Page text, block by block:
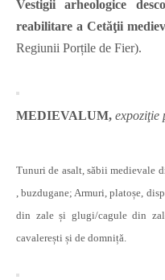
Vestigii arheologice
reabilitare a Cetăţii
Regiunii Porțile de Fier).
MEDIEVALUM, expoziţie
Tunuri de asalt, săbii medievale
, buzdugane; Armuri, platoșe,
din zale și glugi/cagule din
cavalerești și de domniță.